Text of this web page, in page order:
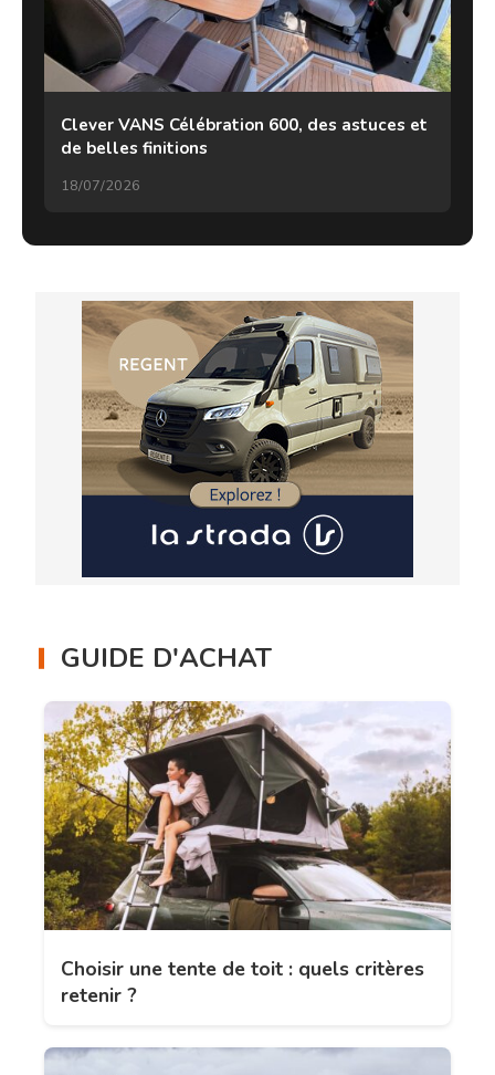
Clever VANS Célébration 600, des astuces et
de belles finitions
18/07/2026
GUIDE D'ACHAT
Choisir une tente de toit : quels critères
retenir ?